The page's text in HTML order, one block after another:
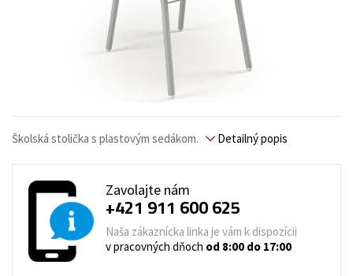
Školská stolička s plastovým sedákom. Detailný popis
Zavolajte nám
+421 911 600 625
Naša zákaznícka linka je vám k dispozícii
v pracovných dňoch od 8:00 do 17:00